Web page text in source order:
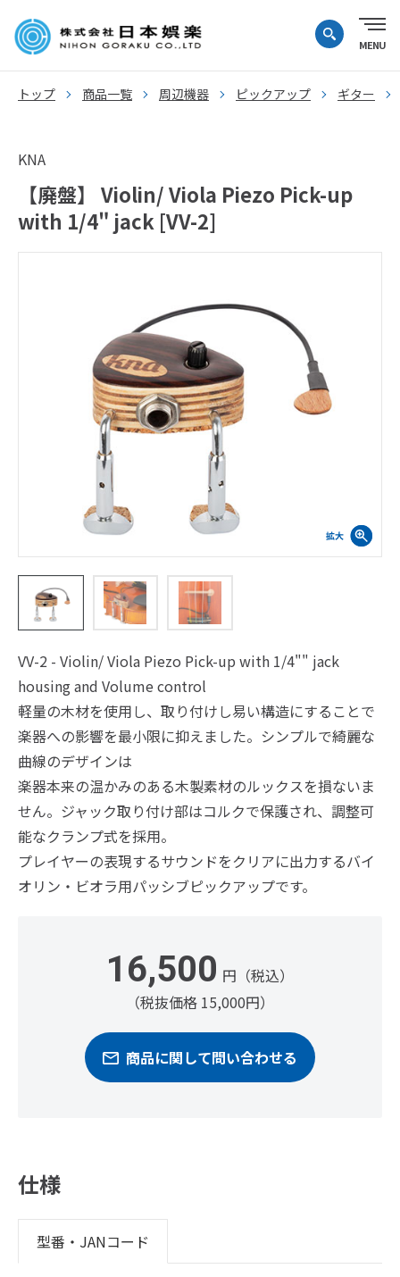
トップ 商品一覧 周辺機器 ピックアップ ギター
KNA
【廃盤】 Violin/ Viola Piezo Pick-up
with 1/4" jack [VV-2]
VV-2 - Violin/ Viola Piezo Pick-up with 1/4"" jack
housing and Volume control
軽量の木材を使用し、取り付けし易い構造にすることで
楽器への影響を最小限に抑えました。シンプルで綺麗な
曲線のデザインは
楽器本来の温かみのある木製素材のルックスを損ないま
せん。ジャック取り付け部はコルクで保護され、調整可
能なクランプ式を採用。
プレイヤーの表現するサウンドをクリアに出力するバイ
オリン・ビオラ用パッシブピックアップです。
16,500 円（税込）
（税抜価格 15,000円）
商品に関して問い合わせる
仕様
型番・JANコード